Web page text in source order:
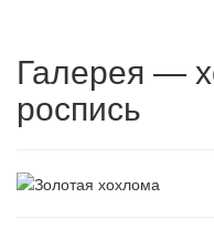
Галерея —
роспись